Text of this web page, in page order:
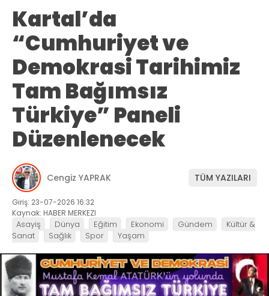
Kartal’da
“Cumhuriyet ve
Demokrasi Tarihimiz
Tam Bağımsız
Türkiye” Paneli
Düzenlenecek
Cengiz YAPRAK TÜM YAZILARI
Giriş: 23-07-2026 16:32
Kaynak: HABER MERKEZI
Asayiş Dünya Eğitim Ekonomi Gündem
Kültür &
Sanat
Sağlık Spor Yaşam